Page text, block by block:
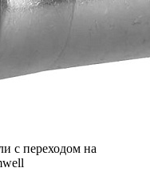
с переходом на